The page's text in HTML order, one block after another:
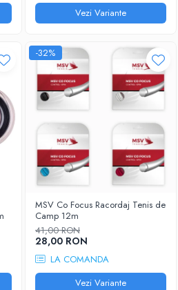
Vezi Variante
-32%
MSV Co Focus Racordaj Tenis de
Camp 12m
41,00 RON
28,00 RON
LA COMANDA
Vezi Variante